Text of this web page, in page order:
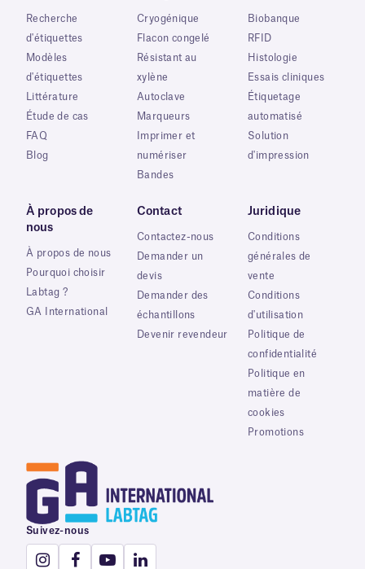
Recherche
d'étiquettes
Modèles
d'étiquettes
Littérature
Étude de cas
FAQ
Blog
Cryogénique
Flacon congelé
Résistant au
xylène
Autoclave
Marqueurs
Imprimer et
numériser
Bandes
Biobanque
RFID
Histologie
Essais cliniques
Étiquetage
automatisé
Solution
d'impression
À propos de
nous
À propos de nous
Pourquoi choisir
Labtag ?
GA International
Contact
Contactez-nous
Demander un
devis
Demander des
échantillons
Devenir revendeur
Juridique
Conditions
générales de
vente
Conditions
d'utilisation
Politique de
confidentialité
Politique en
matière de
cookies
Promotions
Suivez-nous